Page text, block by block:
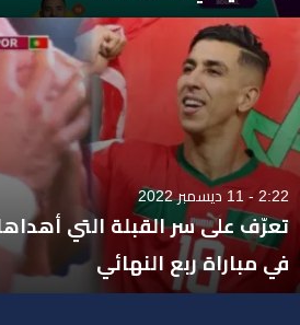
2:22 - 11 ديسمبر 2022
تعرّف على سر القبلة التي
في مباراة ربع النهائي